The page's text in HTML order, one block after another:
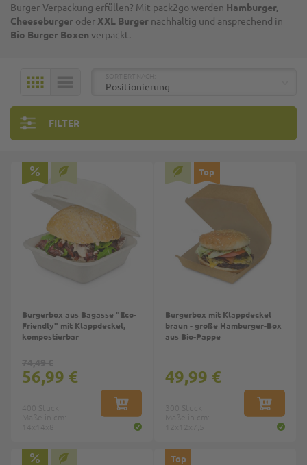
Burger-Verpackung erfüllen? Mit pack2go werden Hamburger,
Cheeseburger oder XXL Burger nachhaltig und ansprechend in
Bio Burger Boxen verpackt.
KACHELN
FILTER
Burgerbox aus Bagasse "Eco-
Friendly" mit Klappdeckel,
kompostierbar
IN DEN WARENKORB
56,99 €
Top
Burgerbox mit Klappdeckel
braun - große Hamburger-Box
aus Bio-Pappe
IN DEN
49,99 €
Top